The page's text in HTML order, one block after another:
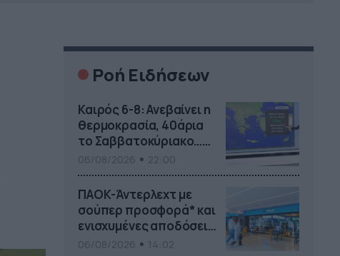
Ροή Ειδήσεων
Καιρός 6-8: Ανεβαίνει η
θερμοκρασία, 40άρια
το Σαββατοκύριακο…
ΠΑΟΚ-Άντερλεχτ με
σούπερ προσφορά* και
ενισχυμένες αποδόσεις